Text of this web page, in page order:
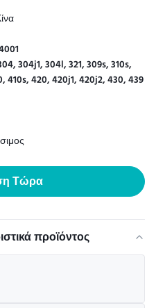
304j1, 304l, 321, 309s, 310s,
410s, 420, 420j1, 420j2, 430, 439
Τώρα
προϊόντος